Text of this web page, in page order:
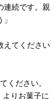
連続です。親
えてください
ください。
よりお菓子に